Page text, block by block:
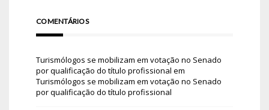
COMENTÁRIOS
Turismólogos se mobilizam em votação no Senado
por qualificação do título profissional em
Turismólogos se mobilizam em votação no Senado
por qualificação do título profissional